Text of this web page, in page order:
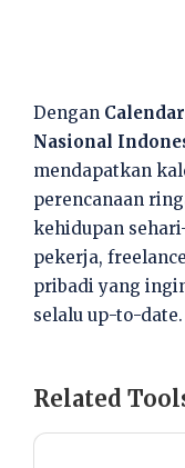
Dengan
Nasional
mendapatkan
perencanaan
kehidupan
pekerja,
pribadi yang
selalu up-to-date.
Related